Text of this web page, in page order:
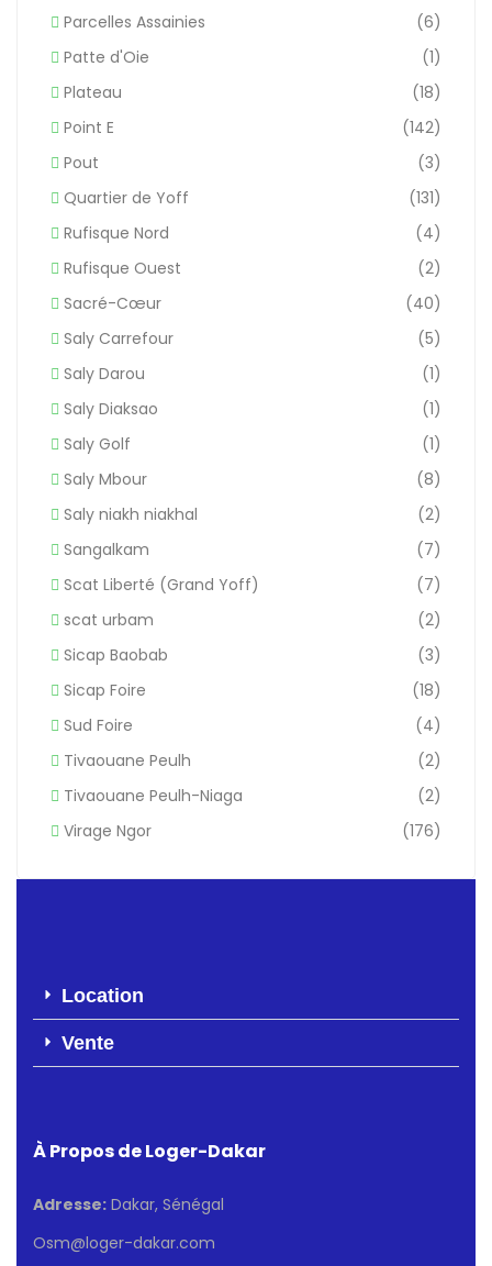
Parcelles Assainies
(6)
Patte d'Oie
(1)
Plateau
(18)
Point E
(142)
Pout
(3)
Quartier de Yoff
(131)
Rufisque Nord
(4)
Rufisque Ouest
(2)
Sacré-Cœur
(40)
Saly Carrefour
(5)
Saly Darou
(1)
Saly Diaksao
(1)
Saly Golf
(1)
Saly Mbour
(8)
Saly niakh niakhal
(2)
Sangalkam
(7)
Scat Liberté (Grand Yoff)
(7)
scat urbam
(2)
Sicap Baobab
(3)
Sicap Foire
(18)
Sud Foire
(4)
Tivaouane Peulh
(2)
Tivaouane Peulh-Niaga
(2)
Virage Ngor
(176)
Location
Vente
À Propos de Loger-Dakar
Adresse: Dakar, Sénégal
Osm@loger-dakar.com